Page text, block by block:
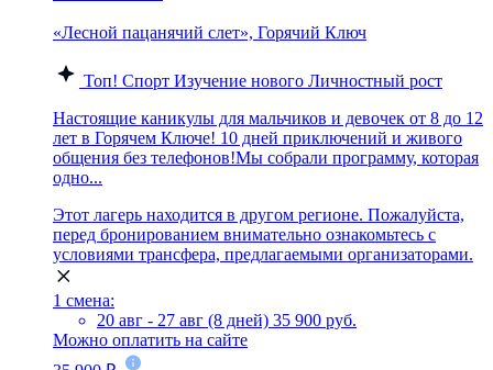
«Лесной пацанячий слет», Горячий Ключ
Топ! Спорт Изучение нового Личностный рост
Настоящие каникулы для мальчиков и девочек от 8 до 12
лет в Горячем Ключе! 10 дней приключений и живого
общения без телефонов!Мы собрали программу, которая
одно...
Этот лагерь находится в другом регионе. Пожалуйста,
перед бронированием внимательно ознакомьтесь с
условиями трансфера, предлагаемыми организаторами.
1 смена:
20 авг - 27 авг (8 дней) 35 900 руб.
Можно оплатить на сайте